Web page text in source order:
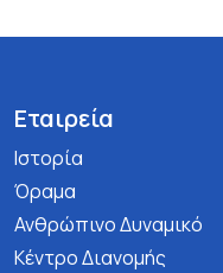
Εταιρεία
Ιστορία
Όραμα
Ανθρώπινο Δυναμικό
Κέντρο Διανομής